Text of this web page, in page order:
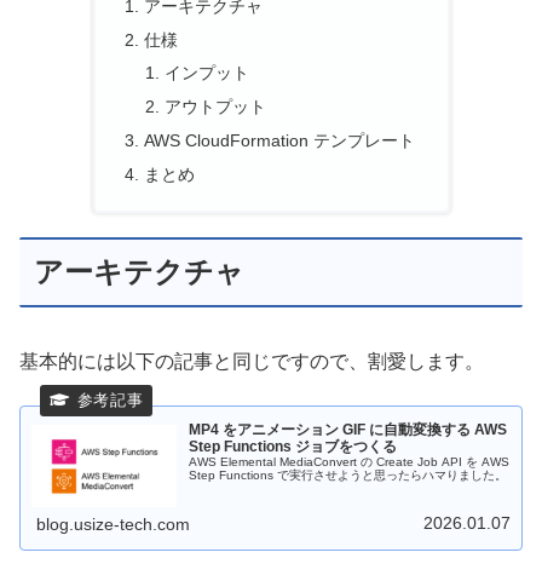
アーキテクチャ
仕様
インプット
アウトプット
AWS CloudFormation テンプレート
まとめ
アーキテクチャ
基本的には以下の記事と同じですので、割愛します。
MP4 をアニメーション GIF に自動変換する AWS
Step Functions ジョブをつくる
AWS Elemental MediaConvert の Create Job API を AWS
Step Functions で実行させようと思ったらハマりました。
blog.usize-tech.com 2026.01.07